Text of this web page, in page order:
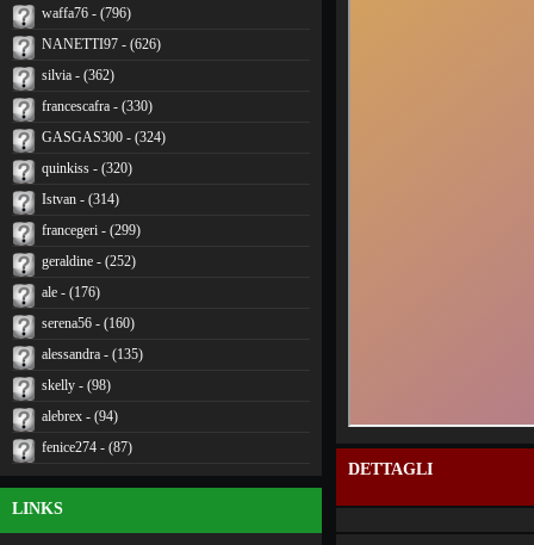
waffa76 - (796)
NANETTI97 - (626)
silvia - (362)
francescafra - (330)
GASGAS300 - (324)
quinkiss - (320)
Istvan - (314)
francegeri - (299)
geraldine - (252)
ale - (176)
serena56 - (160)
alessandra - (135)
skelly - (98)
alebrex - (94)
fenice274 - (87)
LINKS
DETTAGLI